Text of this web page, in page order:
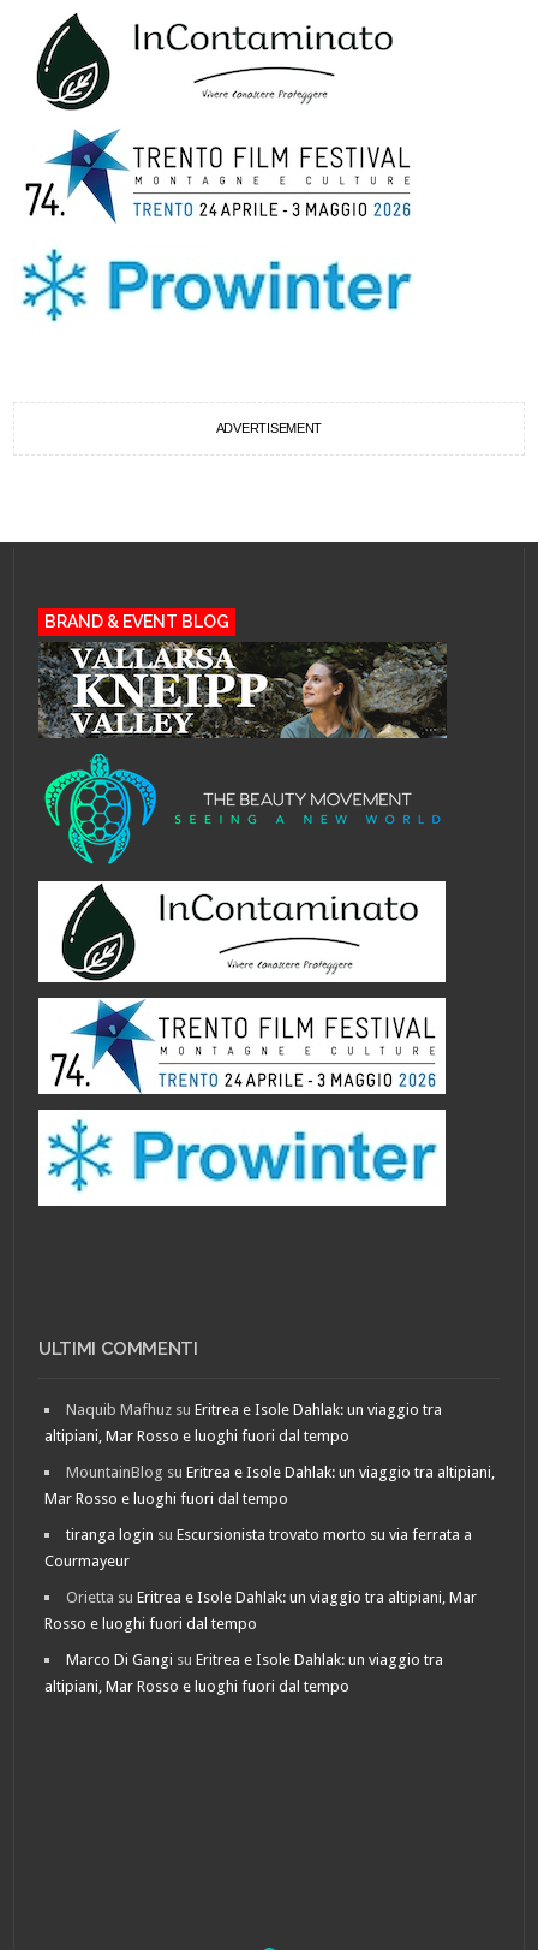
ADVERTISEMENT
BRAND & EVENT BLOG
ULTIMI COMMENTI
Naquib Mafhuz suEritrea e Isole Dahlak: un viaggio tra
altipiani, Mar Rosso e luoghi fuori dal tempo
MountainBlog suEritrea e Isole Dahlak: un viaggio tra altipiani,
Mar Rosso e luoghi fuori dal tempo
tiranga login suEscursionista trovato morto su via ferrata a
Courmayeur
Orietta suEritrea e Isole Dahlak: un viaggio tra altipiani, Mar
Rosso e luoghi fuori dal tempo
Marco Di Gangi suEritrea e Isole Dahlak: un viaggio tra
altipiani, Mar Rosso e luoghi fuori dal tempo